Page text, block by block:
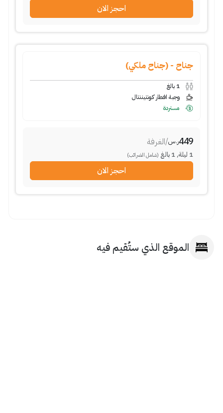
احجز الان
جناح - (جناح ملكي)
1 بالغ
وجبة افطار كونتيننتال
مستردة
449ر.س/الغرفة
1 ليلة,
1 بالغ (شامل الضرائب)
احجز الان
الموقع الذي ستُقيم فيه